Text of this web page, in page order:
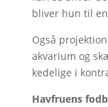
bliver hun til
Også
akvarium og
kedelige i
Havfruens